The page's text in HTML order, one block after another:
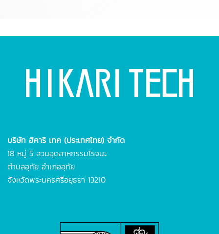
บริษัท ฮิคาริ เทค (ประเทศไทย) จำกัด
18 หมู่ 5 สวนอุตสาหกรรมโรจนะ
ตำบลอุทัย อำเภออุทัย
จังหวัดพระนครศรีอยุธยา 13210